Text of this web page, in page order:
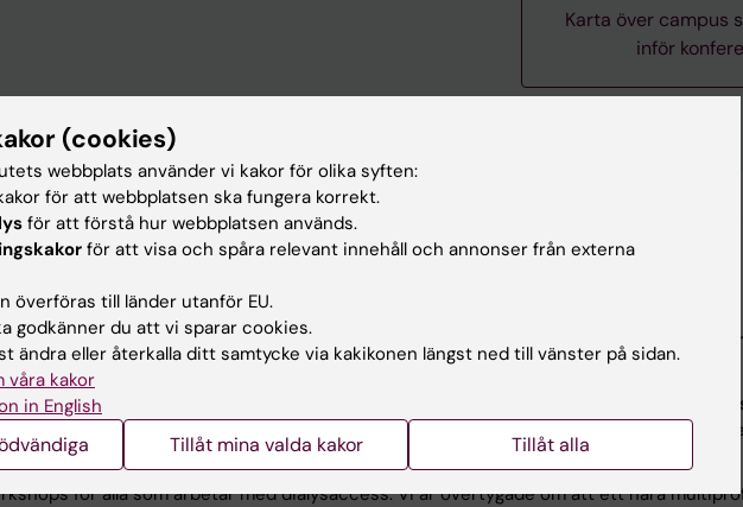
Karta över campus
inför
november 2027, Stockholm
nästa Svenska Accessmötet. Vi ser fram emot att välkomna er till Stockholm för
föreläsare, deltagare och industri genom inspirerande föreläsningar, interaktiva
längre fram, men några av de teman som kommer att stå i fokus är hur vi
(CDK) och peritoneal dialys (PD).
för alla som arbetar med dialysaccess. Vi är övertygade om att ett nära
(cookies)
webbplats använder vi kakor för olika syften:
för att webbplatsen ska fungera korrekt.
för att förstå hur webbplatsen används.
för att visa och spåra relevant innehåll och annonser från externa
överföras till länder utanför EU.
godkänner du att vi sparar cookies.
ändra eller återkalla ditt samtycke via kakikonen längst ned till vänster på sidan.
våra kakor
in English
Tillåt mina valda kakor Tillåt alla